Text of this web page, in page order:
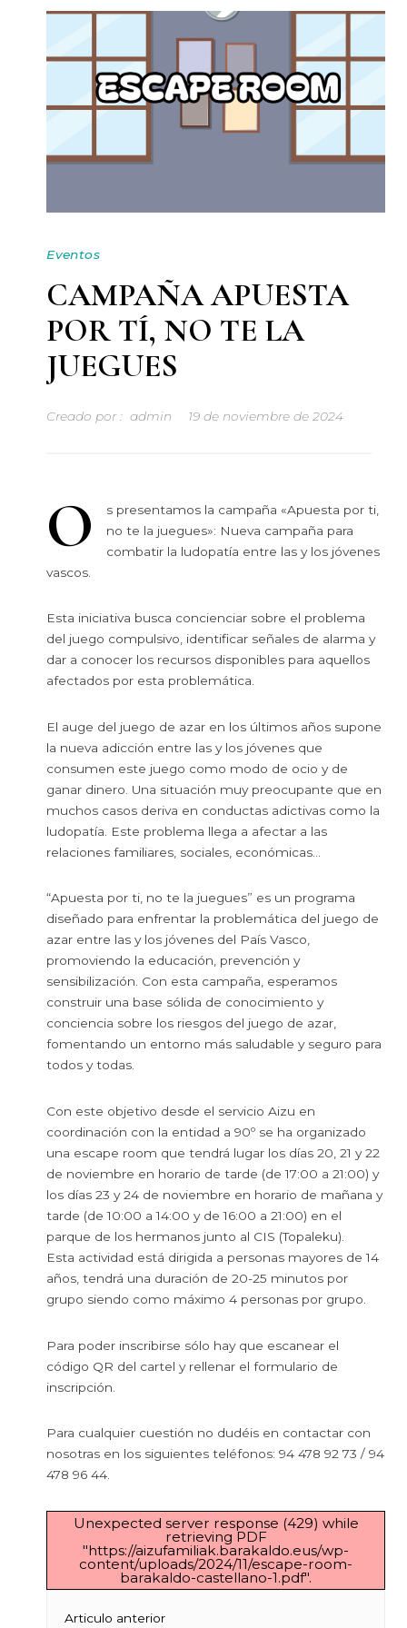
Eventos
CAMPAÑA APUESTA
POR TÍ, NO TE LA
JUEGUES
Creado por : admin 19 de noviembre de 2024
O
s presentamos la campaña «Apuesta por ti,
no te la juegues»: Nueva campaña para
combatir la ludopatía entre las y los jóvenes
vascos.
Esta iniciativa busca concienciar sobre el problema
del juego compulsivo, identificar señales de alarma y
dar a conocer los recursos disponibles para aquellos
afectados por esta problemática.
El auge del juego de azar en los últimos años supone
la nueva adicción entre las y los jóvenes que
consumen este juego como modo de ocio y de
ganar dinero. Una situación muy preocupante que en
muchos casos deriva en conductas adictivas como la
ludopatía. Este problema llega a afectar a las
relaciones familiares, sociales, económicas…
“Apuesta por ti, no te la juegues” es un programa
diseñado para enfrentar la problemática del juego de
azar entre las y los jóvenes del País Vasco,
promoviendo la educación, prevención y
sensibilización. Con esta campaña, esperamos
construir una base sólida de conocimiento y
conciencia sobre los riesgos del juego de azar,
fomentando un entorno más saludable y seguro para
todos y todas.
Con este objetivo desde el servicio Aizu en
coordinación con la entidad a 90º se ha organizado
una escape room que tendrá lugar los días 20, 21 y 22
de noviembre en horario de tarde (de 17:00 a 21:00) y
los días 23 y 24 de noviembre en horario de mañana y
tarde (de 10:00 a 14:00 y de 16:00 a 21:00) en el
parque de los hermanos junto al CIS (Topaleku).
Esta actividad está dirigida a personas mayores de 14
años, tendrá una duración de 20-25 minutos por
grupo siendo como máximo 4 personas por grupo.
Para poder inscribirse sólo hay que escanear el
código QR del cartel y rellenar el formulario de
inscripción.
Para cualquier cuestión no dudéis en contactar con
nosotras en los siguientes teléfonos: 94 478 92 73 / 94
478 96 44.
Unexpected server response (429) while
retrieving PDF
"https://aizufamiliak.barakaldo.eus/wp-
content/uploads/2024/11/escape-room-
barakaldo-castellano-1.pdf".
Articulo anterior